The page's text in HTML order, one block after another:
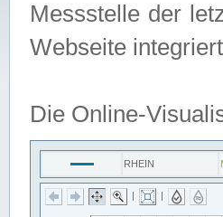
Messstelle der
Webseite
Die Online-